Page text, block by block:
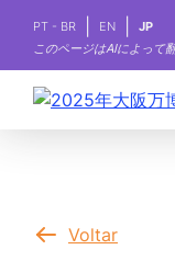
PT - BR EN
JP
このページはAIによっ
Voltar